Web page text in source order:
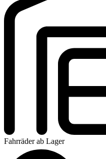
Fahrräder ab Lager